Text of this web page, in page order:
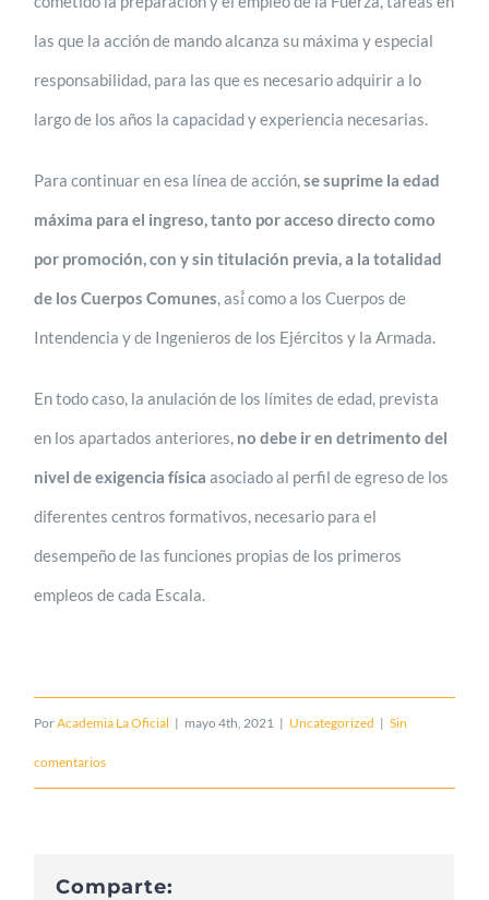
las que la acción de mando alcanza su máxima y especial
responsabilidad, para las que es necesario adquirir a lo
largo de los años la capacidad y experiencia necesarias.
Para continuar en esa línea de acción,se suprime la edad
máxima para el ingreso, tanto por acceso directo como
por promoción, con y sin titulación previa, a la totalidad
de los Cuerpos Comunes, así́ como a los Cuerpos de
Intendencia y de Ingenieros de los Ejércitos y la Armada.
En todo caso, la anulación de los límites de edad, prevista
en los apartados anteriores, no debe ir en detrimento del
nivel de exigencia física asociado al perfil de egreso de los
diferentes centros formativos, necesario para el
desempeño de las funciones propias de los primeros
empleos de cada Escala.
PorAcademia La Oficial | mayo 4th, 2021 | Uncategorized | Sin
comentarios
Comparte: